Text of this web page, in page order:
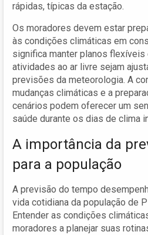
rápidas, típicas da estação.
Os moradores devem estar
às condições climáticas em
significa manter planos flexíveis
atividades ao ar livre sejam
previsões da meteorologia. A
mudanças climáticas e a
cenários podem oferecer um
saúde durante os dias de clima
A importância da
para a população
A previsão do tempo
vida cotidiana da população de
Entender as condições
moradores a planejar suas